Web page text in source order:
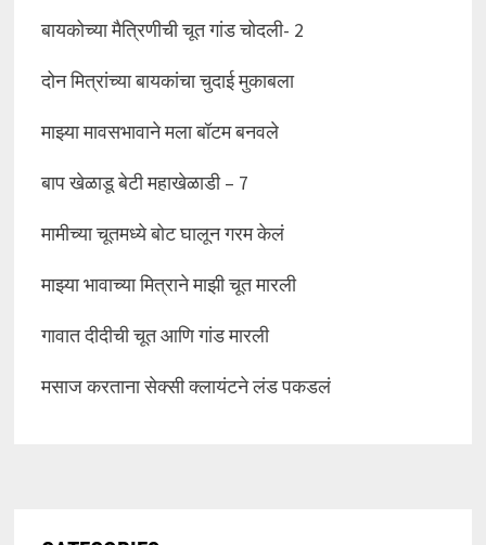
बायकोच्या मैत्रिणीची चूत गांड चोदली- 2
दोन मित्रांच्या बायकांचा चुदाई मुकाबला
माझ्या मावसभावाने मला बॉटम बनवले
बाप खेळाडू बेटी महाखेळाडी – 7
मामीच्या चूतमध्ये बोट घालून गरम केलं
माझ्या भावाच्या मित्राने माझी चूत मारली
गावात दीदीची चूत आणि गांड मारली
मसाज करताना सेक्सी क्लायंटने लंड पकडलं